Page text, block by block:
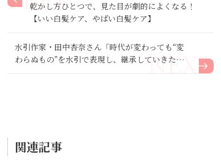
乾かし方ひとつで、見た目が劇的によくなる！
【いい白髪ケア、やばい白髪ケア】
水引作家・田中杏奈さん「時代が変わっても“変
わらぬもの”を水引で表現し、継承していきた
い」【新連載記念インタビュー】前編
関連記事